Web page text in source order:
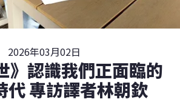
2026年03月02日
》認識我們正面臨的
代 專訪譯者林朝欽